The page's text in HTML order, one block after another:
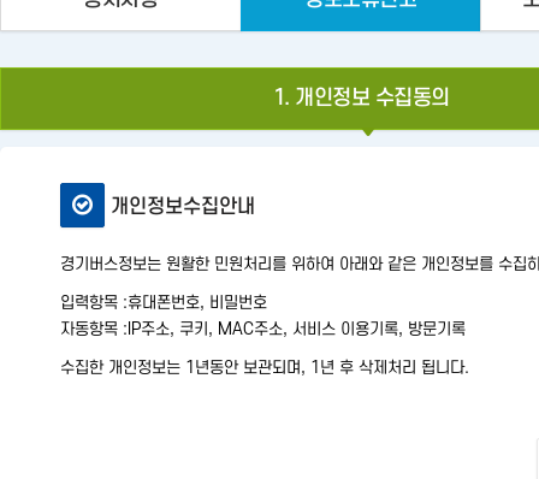
1. 개인정보 수집동의
개인정보수집안내
경기버스정보는 원활한 민원처리를 위하여 아래와 같은 개인정보를 수집
입력항목 :휴대폰번호, 비밀번호
자동항목 : IP주소, 쿠키, MAC주소, 서비스 이용기록, 방문기록
수집한 개인정보는 1년동안 보관되며, 1년 후 삭제처리 됩니다.